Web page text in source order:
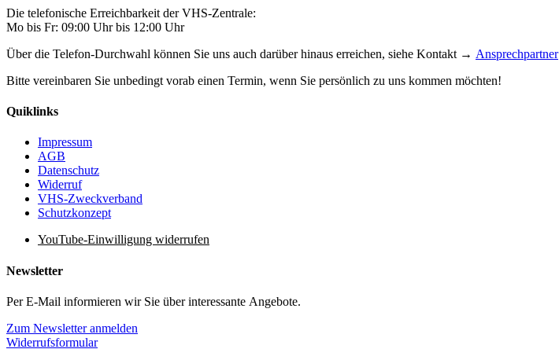
Die telefonische Erreichbarkeit der VHS-Zentrale:
Mo bis Fr: 09:00 Uhr bis 12:00 Uhr
Über die Telefon-Durchwahl können Sie uns auch darüber hinaus erreichen, siehe Kontakt → Ansprechpartner
Bitte vereinbaren Sie unbedingt vorab einen Termin, wenn Sie persönlich zu uns kommen möchten!
Quiklinks
Impressum
AGB
Datenschutz
Widerruf
VHS-Zweckverband
Schutzkonzept
YouTube-Einwilligung widerrufen
Newsletter
Per E-Mail informieren wir Sie über interessante Angebote.
Zum Newsletter anmelden
Widerrufsformular